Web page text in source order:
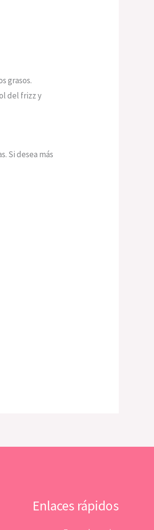
grasos.
del frizz y
Si desea más
Enlaces rápidos